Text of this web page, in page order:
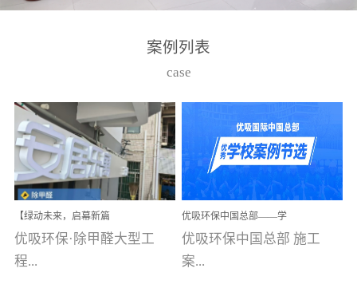
高技能的团队。汇聚了众
取得了多项产品技术专利
和多项国家版权局著作
权，获得高新技术企业称
号。生产优势自主生产自
给自足，优吸公司于2015
在广州番禺区成功建立产
品线生产基地，工厂拥有
自动化生产设备和成熟的
案例列表
case
【绿动未来，启幕新篇
章】优吸环保中标深圳安
居乐寓，超大型工装室内
空气治理项目顺利启航，
优吸环保·除甲醛大型工
程...
优吸环保中国总部——学
校施工案例(节选)
优吸环保中国总部 施工
案...